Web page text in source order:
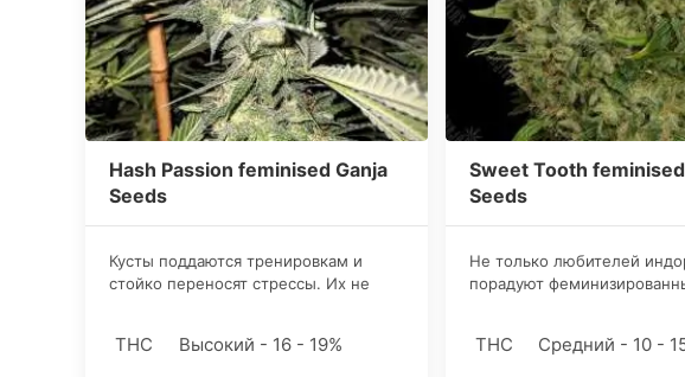
Hash Passion feminised Ganja
Seeds
Кусты поддаются тренировкам и
стойко переносят стрессы. Их не
которые допускают неопытные
THC Высокий - 16 - 19%
Sweet Tooth
Seeds
Не только любителей
порадуют
получить восхитительный
THC Средний - 10 -